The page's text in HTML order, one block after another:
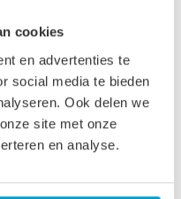
cookies
en advertenties te
social media te bieden
Ook delen we
site met onze
en analyse.
kunnen matrassen tot
matrassen zijn niet
3-4 weken tijd. Voor onze
verwijzen wij u